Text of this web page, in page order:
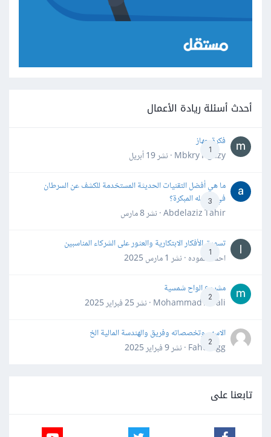
أحدث أسئلة ريادة الأعمال
1
فكرة جهاز
Mbkry Hgazy · نشر
19 أبريل
3
ما هي أفضل التقنيات الحديثة المستخدمة للكشف عن السرطان
في مراحله المبكرة؟
Abdelaziz Tahir · نشر
8 مارس
1
تسويق الأفكار الابتكارية والعثور على الشركاء المناسبين
احمد حموده · نشر 1 مارس 2025
2
مشروع الواح شمسية
Mohammad Awali · نشر
25 فبراير 2025
2
الاسهم وتخصصاته وفريق والهندسة المالية الخ
Fahd Ggg · نشر
9 فبراير 2025
تابعنا على